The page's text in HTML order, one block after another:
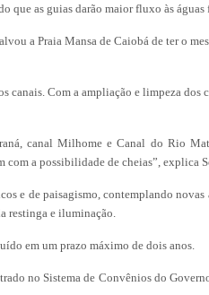
que as guias darão maior fluxo às
a Praia Mansa de Caiobá de ter o
Com a ampliação e limpeza
canal Milhome e Canal do Rio
com a possibilidade de cheias”, explica
e de paisagismo, contemplando
restinga e iluminação.
em um prazo máximo de dois anos.
no Sistema de Convênios do